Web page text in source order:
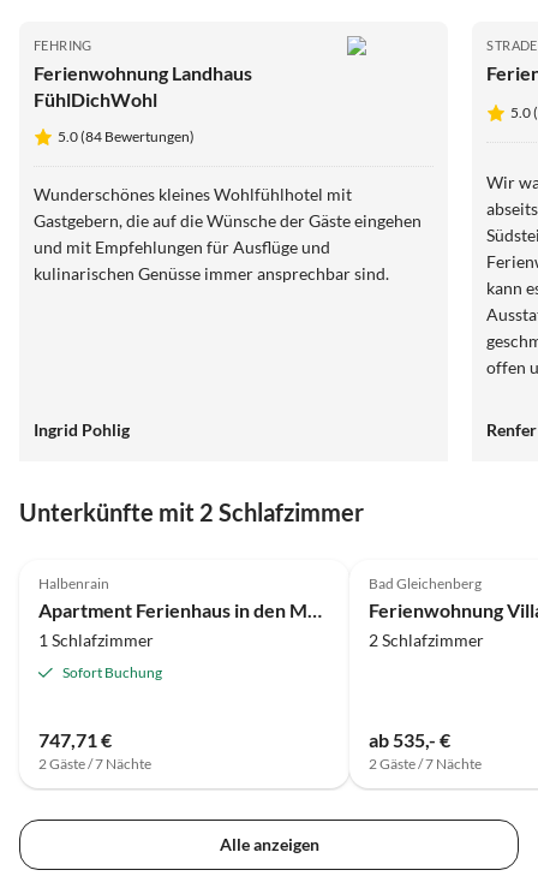
FEHRING
Ferienwohnung Landhaus
FühlDichWohl
5.0 (84 Bewertungen)
Wunderschönes kleines Wohlfühlhotel mit
Gastgebern, die auf die Wünsche der Gäste eingehen
und mit Empfehlungen für Ausflüge und
kulinarischen Genüsse immer ansprechbar sind.
Ingrid Pohlig
5.0
Wir
kann
offen
u. a.
sehr
Unterkünfte mit 2 Schlafzimmer
Halbenrain
Apartment Ferienhaus in den Murauen
1 Schlafzimmer
Sofort Buchung
747,71 €
2 Gäste / 7 Nächte
Bad Gleichenberg
Ferienwohnung
2 Schlafzimmer
ab 535,- €
2 Gäste / 7 Nächte
Alle anzeigen